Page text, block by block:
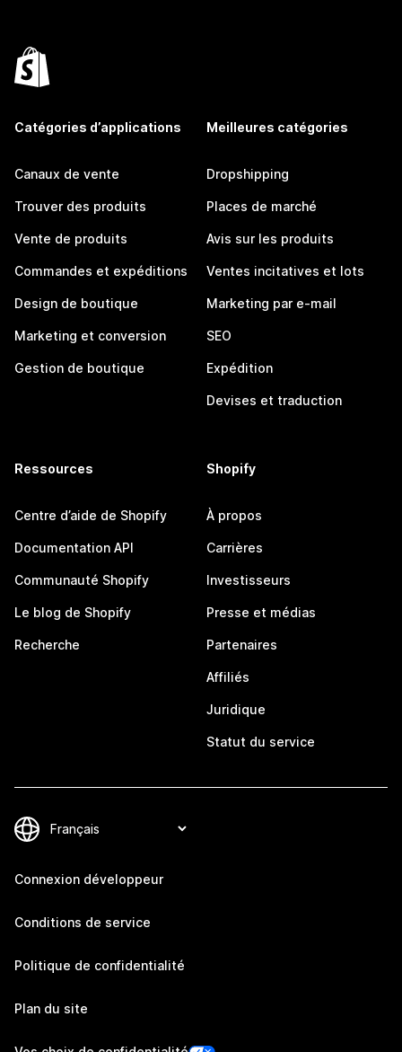
Catégories d’applications
Canaux de vente
Trouver des produits
Vente de produits
Commandes et expéditions
Design de boutique
Marketing et conversion
Gestion de boutique
Meilleures catégories
Dropshipping
Places de marché
Avis sur les produits
Ventes incitatives et lots
Marketing par e-mail
SEO
Expédition
Devises et traduction
Ressources
Centre d’aide de Shopify
Documentation API
Communauté Shopify
Le blog de Shopify
Recherche
Shopify
À propos
Carrières
Investisseurs
Presse et médias
Partenaires
Affiliés
Juridique
Statut du service
Connexion développeur
Conditions de service
Politique de confidentialité
Plan du site